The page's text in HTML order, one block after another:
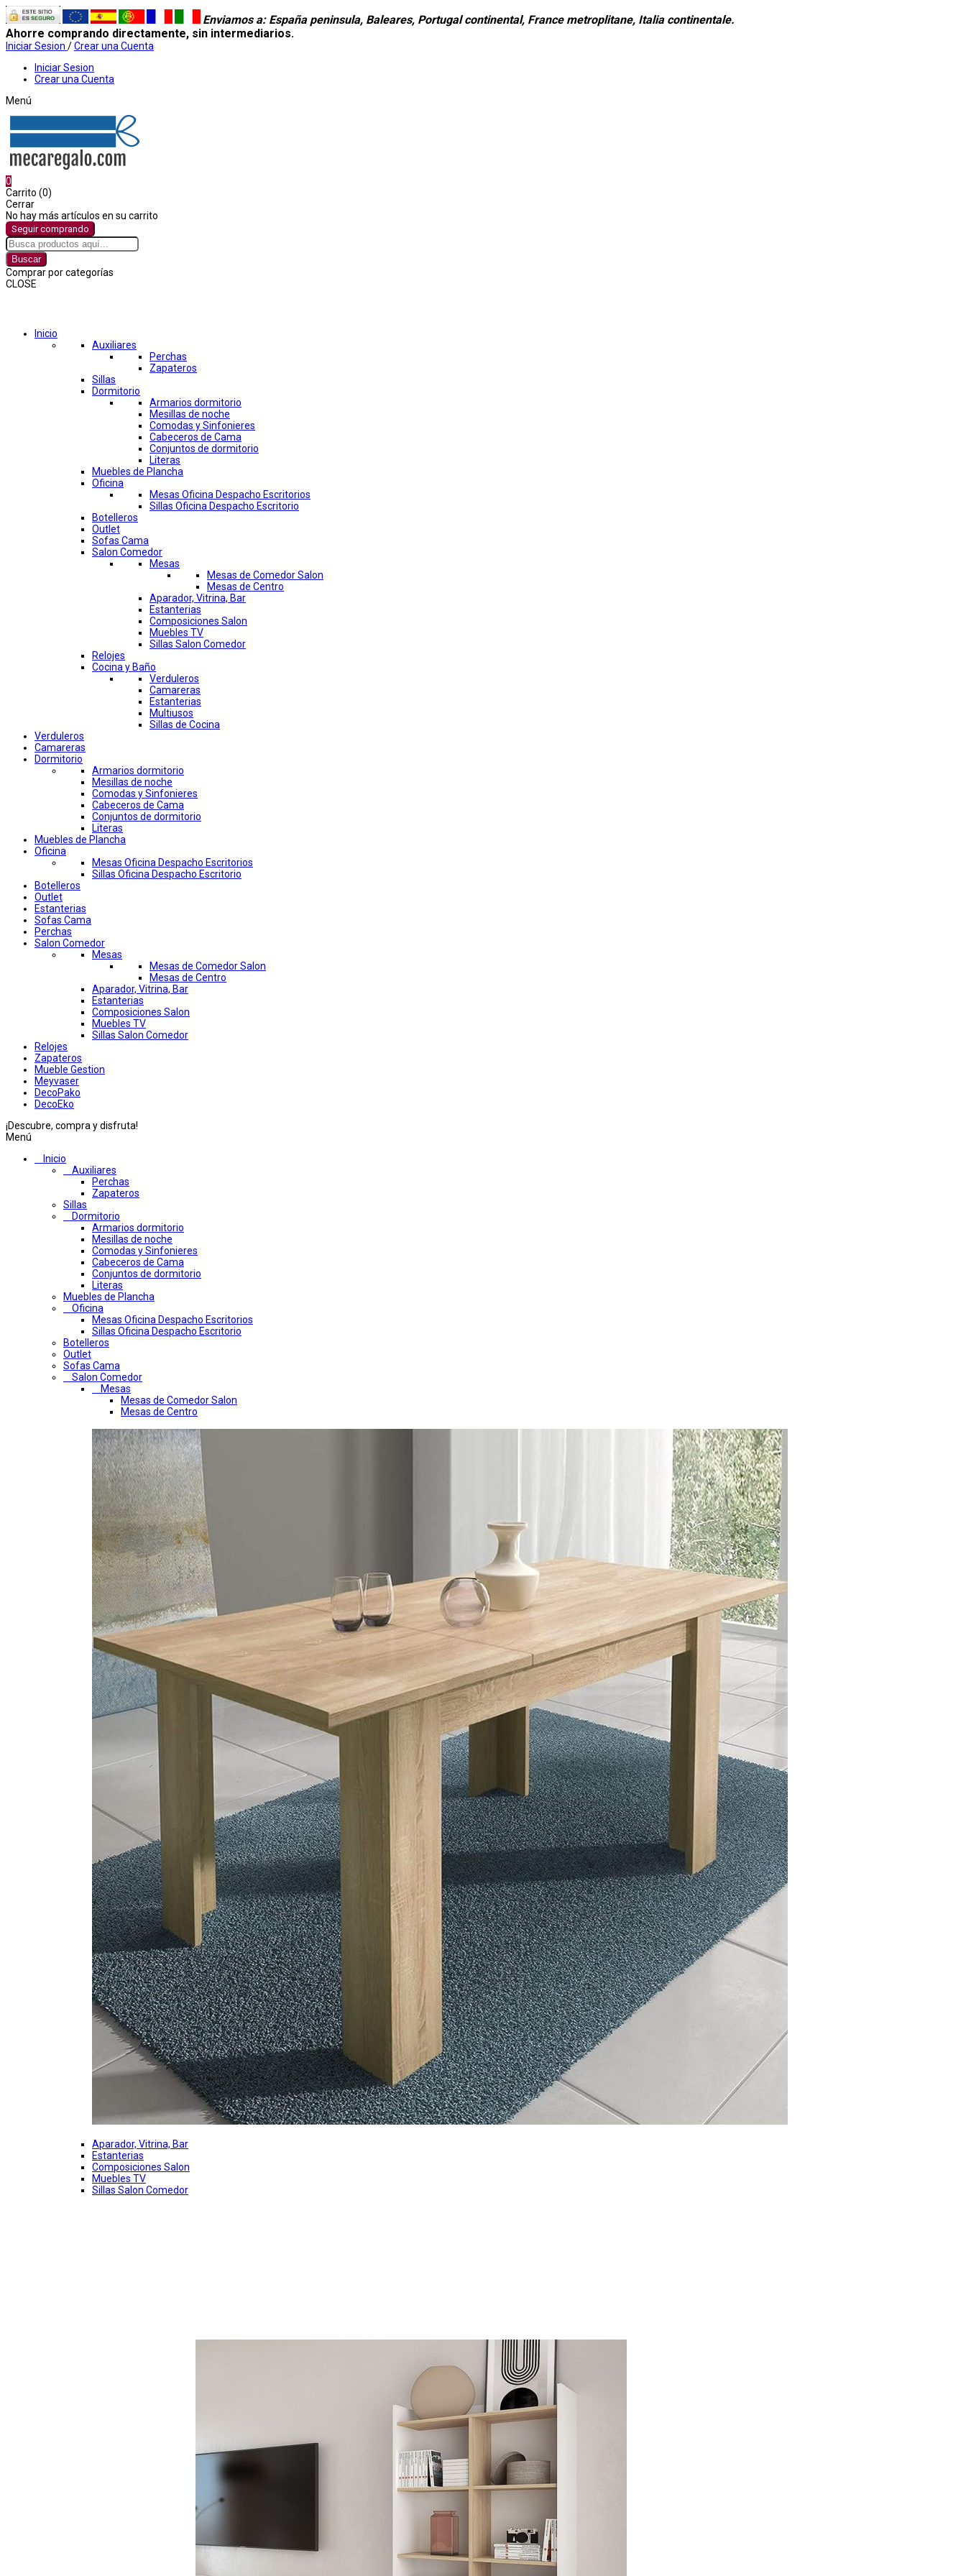
Enviamos a: España peninsula, Baleares, Portugal continental, France metroplitane, Italia continentale.
Ahorre comprando directamente, sin intermediarios.
Iniciar Sesion /Crear una Cuenta
Iniciar Sesion
Crear una Cuenta
Menú
0
Carrito (0)
Cerrar
No hay más artículos en su carrito
Seguir comprando
Buscar
Comprar por categorías
CLOSE
Inicio
Auxiliares
Perchas
Zapateros
Sillas
Dormitorio
Armarios dormitorio
Mesillas de noche
Comodas y Sinfonieres
Cabeceros de Cama
Conjuntos de dormitorio
Literas
Muebles de Plancha
Oficina
Mesas Oficina Despacho Escritorios
Sillas Oficina Despacho Escritorio
Botelleros
Outlet
Sofas Cama
Salon Comedor
Mesas
Mesas de Comedor Salon
Mesas de Centro
Aparador, Vitrina, Bar
Estanterias
Composiciones Salon
Muebles TV
Sillas Salon Comedor
Relojes
Cocina y Baño
Verduleros
Camareras
Estanterias
Multiusos
Sillas de Cocina
Verduleros
Camareras
Dormitorio
Armarios dormitorio
Mesillas de noche
Comodas y Sinfonieres
Cabeceros de Cama
Conjuntos de dormitorio
Literas
Muebles de Plancha
Oficina
Mesas Oficina Despacho Escritorios
Sillas Oficina Despacho Escritorio
Botelleros
Outlet
Estanterias
Sofas Cama
Perchas
Salon Comedor
Mesas
Mesas de Comedor Salon
Mesas de Centro
Aparador, Vitrina, Bar
Estanterias
Composiciones Salon
Muebles TV
Sillas Salon Comedor
Relojes
Zapateros
Mueble Gestion
Meyvaser
DecoPako
DecoEko
¡Descubre, compra y disfruta!
Menú
Inicio
Auxiliares
Perchas
Zapateros
Sillas
Dormitorio
Armarios dormitorio
Mesillas de noche
Comodas y Sinfonieres
Cabeceros de Cama
Conjuntos de dormitorio
Literas
Muebles de Plancha
Oficina
Mesas Oficina Despacho Escritorios
Sillas Oficina Despacho Escritorio
Botelleros
Outlet
Sofas Cama
Salon Comedor
Mesas
Mesas de Comedor Salon
Mesas de Centro
Aparador, Vitrina, Bar
Estanterias
Composiciones Salon
Muebles TV
Sillas Salon Comedor